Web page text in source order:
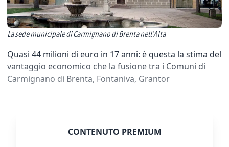
La sede municipale di Carmignano di Brenta nell’Alta
Quasi 44 milioni di euro in 17 anni: è questa la stima del
vantaggio economico che la fusione tra i Comuni di
Carmignano di Brenta, Fontaniva, Grantor
CONTENUTO PREMIUM